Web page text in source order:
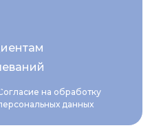
на обработку
данных